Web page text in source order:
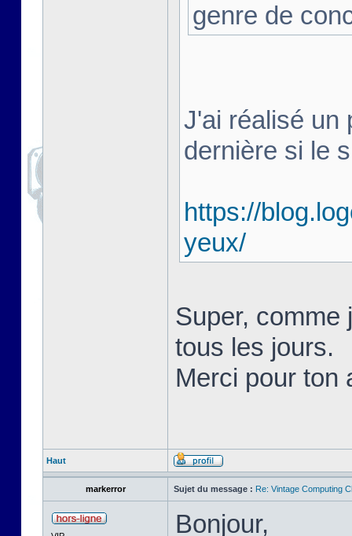
genre de
J'ai réalisé un
dernière si le
https://
yeux/
Super, comme
tous les jours.
Merci pour ton
Haut
markerror Sujet du message : Re: Vintage Computing
Bonjour,